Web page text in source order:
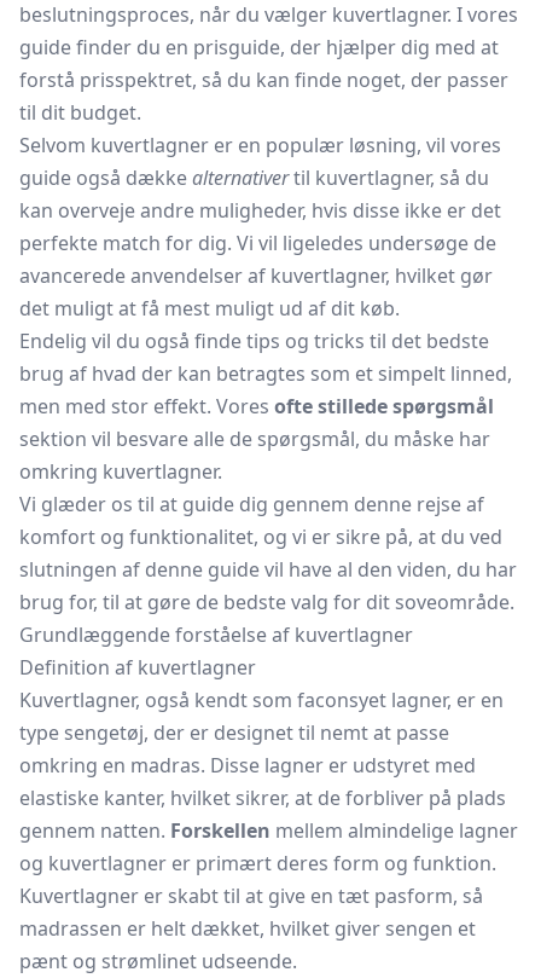
beslutningsproces, når du vælger kuvertlagner. I vores
guide finder du en prisguide, der hjælper dig med at
forstå prisspektret, så du kan finde noget, der passer
til dit budget.
Selvom kuvertlagner er en populær løsning, vil vores
guide også dækkealternativertil kuvertlagner, så du
kan overveje andre muligheder, hvis disse ikke er det
perfekte match for dig. Vi vil ligeledes undersøge de
avancerede anvendelser af kuvertlagner, hvilket gør
det muligt at få mest muligt ud af dit køb.
Endelig vil du også finde tips og tricks til det bedste
brug af hvad der kan betragtes som et simpelt linned,
men med stor effekt. Vores ofte stillede spørgsmål
sektion vil besvare alle de spørgsmål, du måske har
omkring kuvertlagner.
Vi glæder os til at guide dig gennem denne rejse af
komfort og funktionalitet, og vi er sikre på, at du ved
slutningen af denne guide vil have al den viden, du har
brug for, til at gøre de bedste valg for dit soveområde.
Grundlæggende forståelse af kuvertlagner
Definition af kuvertlagner
Kuvertlagner, også kendt som faconsyet lagner, er en
type sengetøj, der er designet til nemt at passe
omkring en madras. Disse lagner er udstyret med
elastiske kanter, hvilket sikrer, at de forbliver på plads
gennem natten. Forskellen mellem almindelige lagner
og kuvertlagner er primært deres form og funktion.
Kuvertlagner er skabt til at give en tæt pasform, så
madrassen er helt dækket, hvilket giver sengen et
pænt og strømlinet udseende.